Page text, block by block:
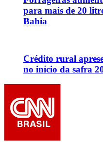
para mais de 20
Bahia
Crédito rural
no início da safra